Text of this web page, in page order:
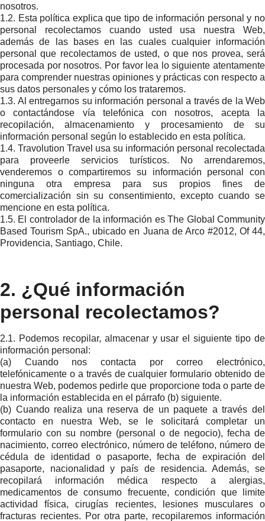
nosotros.
1.2. Esta política explica que tipo de información personal y no
personal recolectamos cuando usted usa nuestra Web,
además de las bases en las cuales cualquier información
personal que recolectamos de usted, o que nos provea, será
procesada por nosotros. Por favor lea lo siguiente atentamente
para comprender nuestras opiniones y prácticas con respecto a
sus datos personales y cómo los trataremos.
1.3. Al entregarnos su información personal a través de la Web
o contactándose vía telefónica con nosotros, acepta la
recopilación, almacenamiento y procesamiento de su
información personal según lo establecido en esta política.
1.4. Travolution Travel usa su información personal recolectada
para proveerle servicios turísticos. No arrendaremos,
venderemos o compartiremos su información personal con
ninguna otra empresa para sus propios fines de
comercialización sin su consentimiento, excepto cuando se
mencione en esta política.
1.5. El controlador de la información es The Global Community
Based Tourism SpA., ubicado en Juana de Arco #2012, Of 44,
Providencia, Santiago, Chile.
2. ¿Qué información
personal recolectamos?
2.1. Podemos recopilar, almacenar y usar el siguiente tipo de
información personal:
(a) Cuando nos contacta por correo electrónico,
telefónicamente o a través de cualquier formulario obtenido de
nuestra Web, podemos pedirle que proporcione toda o parte de
la información establecida en el párrafo (b) siguiente.
(b) Cuando realiza una reserva de un paquete a través del
contacto en nuestra Web, se le solicitará completar un
formulario con su nombre (personal o de negocio), fecha de
nacimiento, correo electrónico, número de teléfono, número de
cédula de identidad o pasaporte, fecha de expiración del
pasaporte, nacionalidad y país de residencia. Además, se
recopilará información médica respecto a alergias,
medicamentos de consumo frecuente, condición que limite
actividad física, cirugías recientes, lesiones musculares o
fracturas recientes. Por otra parte, recopilaremos información